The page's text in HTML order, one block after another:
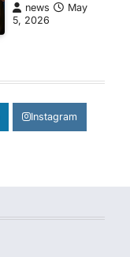
news
May
5, 2026
Instagram